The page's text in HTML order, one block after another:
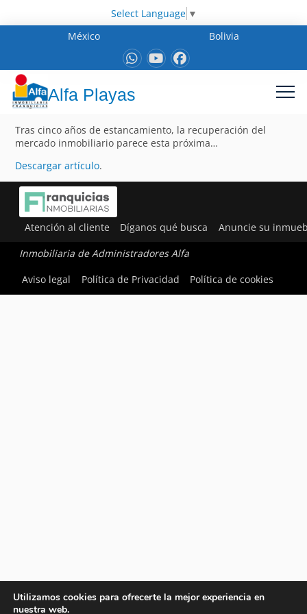
Select Language ▼
México
Bolivia
Alfa Playas
Tras cinco años de estancamiento, la recuperación del
mercado inmobiliario parece esta próxima…
Descargar artículo.
Atención al cliente Díganos qué busca Anuncie su
Inmobiliaria de Administradores Alfa
Aviso legal
Política de Privacidad Política de cookies
Utilizamos cookies para ofrecerte la mejor experiencia en
nuestra web.